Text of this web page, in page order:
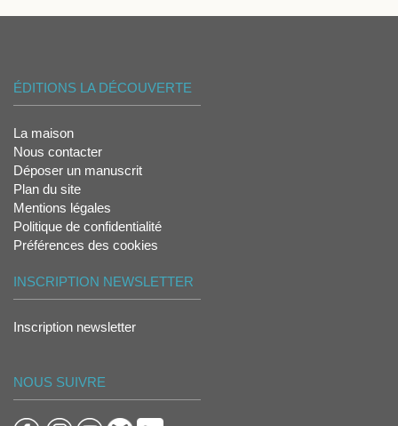
ÉDITIONS LA DÉCOUVERTE
La maison
Nous contacter
Déposer un manuscrit
Plan du site
Mentions légales
Politique de confidentialité
Préférences des cookies
INSCRIPTION NEWSLETTER
Inscription newsletter
NOUS SUIVRE